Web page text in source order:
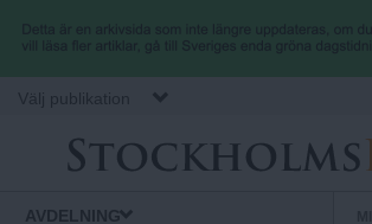
Hoppa till huvudinnehåll
Välj publikation
AVDELNING